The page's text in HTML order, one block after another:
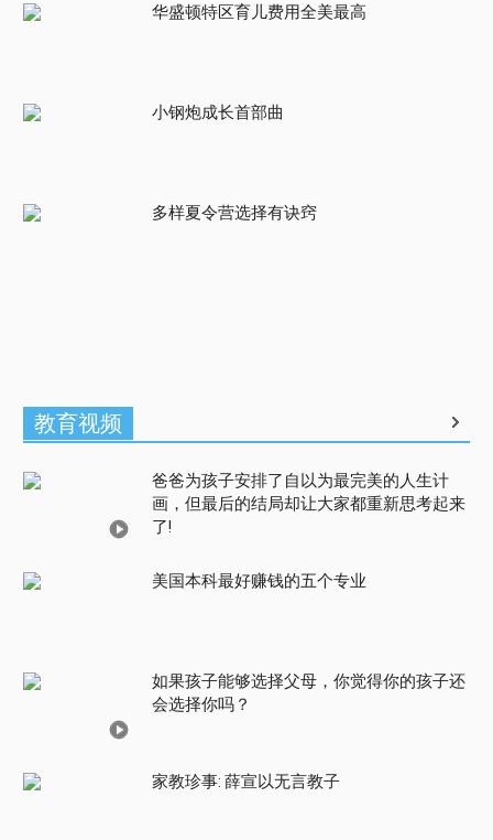
华盛顿特区育儿费用全美最高
小钢炮成长首部曲
多样夏令营选择有诀窍
教育视频
爸爸为孩子安排了自以为最完美的人生计
画，但最后的结局却让大家都重新思考起来
了!
美国本科最好赚钱的五个专业
如果孩子能够选择父母，你觉得你的孩子还
会选择你吗？
家教珍事: 薛宣以无言教子